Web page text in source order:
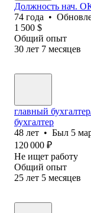
Должность нач.
74 года •
1 500 $
Общий опыт
30 лет 7 месяцев
главный
бухгалтер
48 лет • Был 5
120 000 ₽
Не ищет работу
Общий опыт
25 лет 5 месяцев